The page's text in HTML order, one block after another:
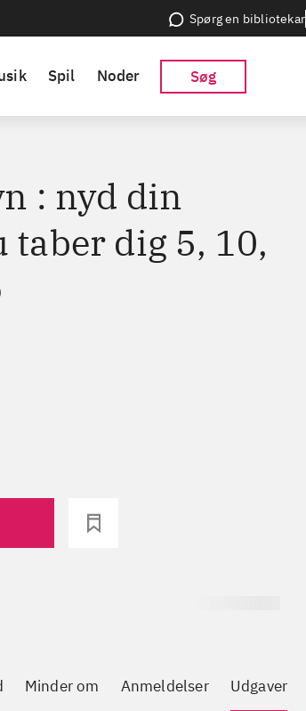
Spørg en bibliotekar
Spil Noder Søg
: nyd din
taber dig 5, 10,
Minder om Anmeldelser Udgaver